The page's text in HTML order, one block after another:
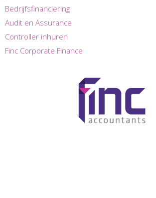
Bedrijfsfinanciering
Audit en Assurance
Controller inhuren
Finc Corporate Finance